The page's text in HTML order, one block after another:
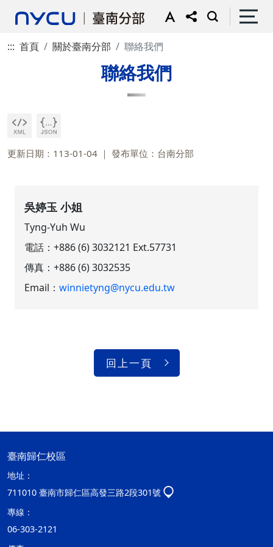
::: 首頁 關於臺南分部 聯絡我們
聯絡我們
更新日期：113-01-04 發布單位：台南分部
吳婷玉 小姐
Tyng-Yuh Wu
電話：+886 (6) 3032121 Ext.57731
傳真：+886 (6) 3032535
Email：winnietyng@nycu.edu.tw
回上一頁
臺南歸仁校區
地址：
711010 臺南市歸仁區高發三路2段301號
專線：
06-303-2121